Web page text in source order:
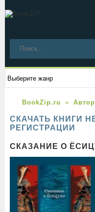
BookZip.ru
СКАЧАТЬ КНИГИ
РЕГИСТРАЦИИ
СКАЗАНИЕ О